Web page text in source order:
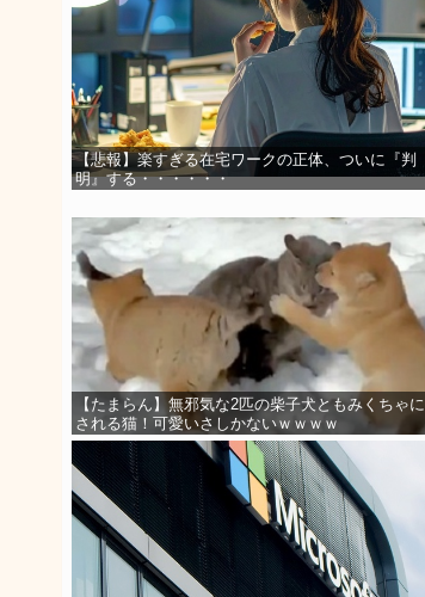
【悲報】楽すぎる在宅ワークの正体、ついに『判
明』する・・・・・・
【たまらん】無邪気な2匹の柴子犬ともみくちゃに
される猫！可愛いさしかないｗｗｗｗ